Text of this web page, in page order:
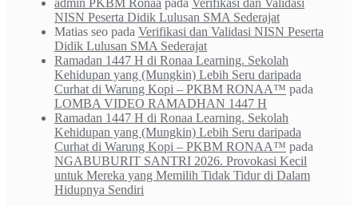
NISN Peserta Didik Lulusan SMA Sederajat
Matias seo pada Verifikasi dan Validasi NISN Peserta
Didik Lulusan SMA Sederajat
Ramadan 1447 H di Ronaa Learning. Sekolah
Kehidupan yang (Mungkin) Lebih Seru daripada
Curhat di Warung Kopi – PKBM RONAA™ pada
LOMBA VIDEO RAMADHAN 1447 H
Ramadan 1447 H di Ronaa Learning. Sekolah
Kehidupan yang (Mungkin) Lebih Seru daripada
Curhat di Warung Kopi – PKBM RONAA™ pada
NGABUBURIT SANTRI 2026. Provokasi Kecil
untuk Mereka yang Memilih Tidak Tidur di Dalam
Hidupnya Sendiri